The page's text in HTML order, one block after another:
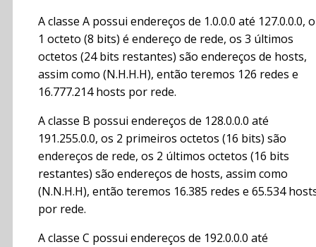
A classe A possui endereços de 1.0.0.0 até 127.0.0.0, o
1 octeto (8 bits) é endereço de rede, os 3 últimos
octetos (24 bits restantes) são endereços de hosts,
assim como (N.H.H.H), então teremos 126 redes e
16.777.214 hosts por rede.
A classe B possui endereços de 128.0.0.0 até
191.255.0.0, os 2 primeiros octetos (16 bits) são
endereços de rede, os 2 últimos octetos (16 bits
restantes) são endereços de hosts, assim como
(N.N.H.H), então teremos 16.385 redes e 65.534
por rede.
A classe C possui endereços de 192.0.0.0 até